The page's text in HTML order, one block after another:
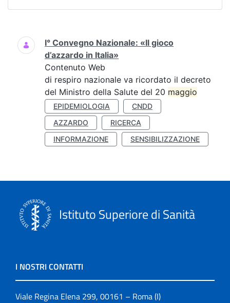
Ricerca
I° Convegno Nazionale: «Il gioco
d’azzardo in Italia»
Contenuto Web
di respiro nazionale va ricordato il decreto
del Ministro della Salute del 20 maggio
EPIDEMIOLOGIA
CNDD
AZZARDO
RICERCA
INFORMAZIONE
SENSIBILIZZAZIONE
Istituto Superiore di Sanità
I NOSTRI CONTATTI
Viale Regina Elena 299, 00161 – Roma (I)